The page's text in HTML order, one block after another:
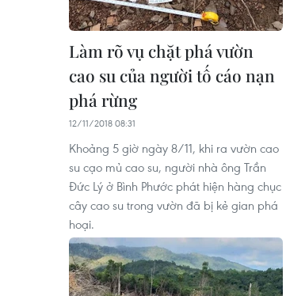
​Làm rõ vụ chặt phá vườn
cao su của người tố cáo nạn
phá rừng
12/11/2018 08:31
Khoảng 5 giờ ngày 8/11, khi ra vườn cao
su cạo mủ cao su, người nhà ông Trần
Đức Lý ở Bình Phước phát hiện hàng chục
cây cao su trong vườn đã bị kẻ gian phá
hoại.